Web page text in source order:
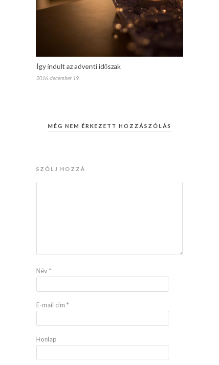
Így indult az adventi időszak
2016. december 19.
MÉG NEM ÉRKEZETT HOZZÁSZÓLÁS
SZÓLJ HOZZÁ
Név*
E-mail cím *
Honlap